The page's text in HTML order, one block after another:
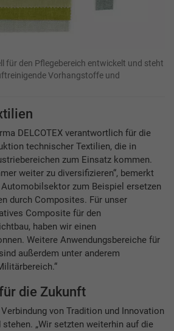
für den Pflegebereich entwickelt und steht
Vorhangstoffe und
DELCOTEX verantwortlich für die
technischer Textilien, die in
zum Einsatz kommen.
weiter zu diversifizieren“, bemerkt
Automobilsektor zum Beispiel ersetzen
durch Composites. Für unser
Composite für den
haben wir einen
Weitere Anwendungsbereiche für
außerdem unter anderem
die Zukunft
von Tradition und Innovation
„Wir setzten weiterhin auf die